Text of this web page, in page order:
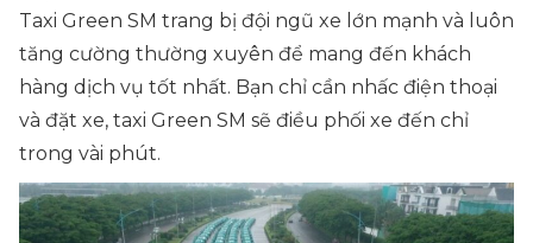
Taxi Green SM trang bị đội ngũ xe lớn mạnh và luôn
tăng cường thường xuyên để mang đến khách
hàng dịch vụ tốt nhất. Bạn chỉ cần nhấc điện thoại
và đặt xe, taxi Green SM sẽ điều phối xe đến chỉ
trong vài phút.